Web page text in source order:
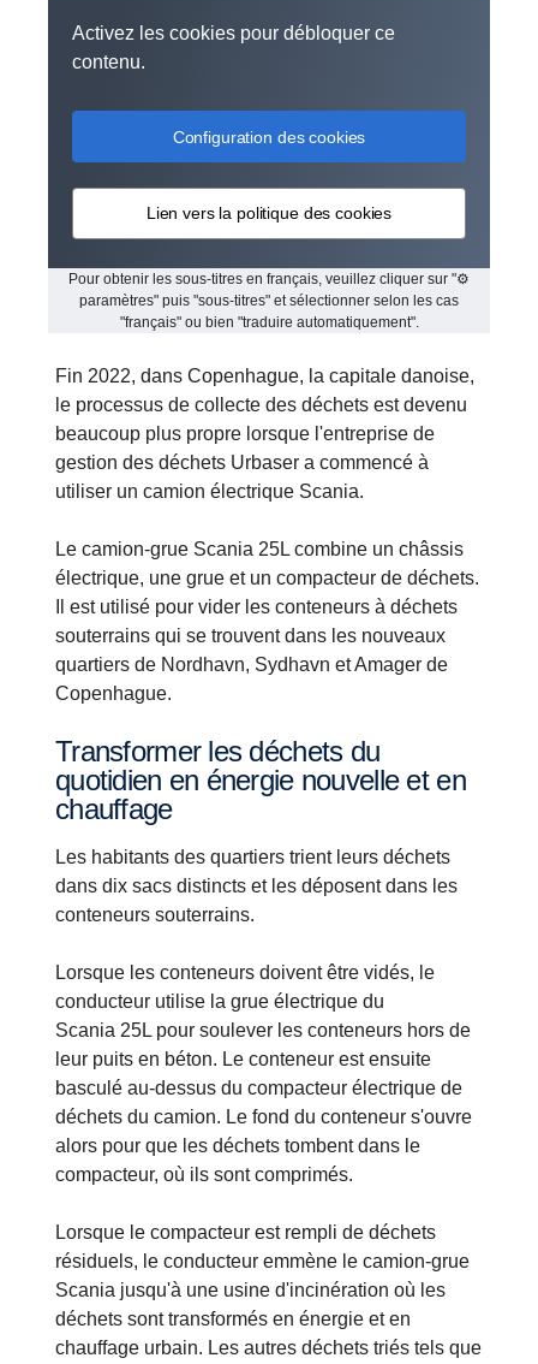
Activez les cookies pour débloquer ce
contenu.
Configuration des cookies
Lien vers la politique des cookies
Pour obtenir les sous-titres en français, veuillez cliquer sur "⚙
paramètres" puis "sous-titres" et sélectionner selon les cas
"français" ou bien "traduire automatiquement".
Fin 2022, dans Copenhague, la capitale danoise,
le processus de collecte des déchets est devenu
beaucoup plus propre lorsque l'entreprise de
gestion des déchets Urbaser a commencé à
utiliser un camion électrique Scania.
Le camion-grue Scania 25L combine un châssis
électrique, une grue et un compacteur de déchets.
Il est utilisé pour vider les conteneurs à déchets
souterrains qui se trouvent dans les nouveaux
quartiers de Nordhavn, Sydhavn et Amager de
Copenhague.
Transformer les déchets du
quotidien en énergie nouvelle et en
chauffage
Les habitants des quartiers trient leurs déchets
dans dix sacs distincts et les déposent dans les
conteneurs souterrains.
Lorsque les conteneurs doivent être vidés, le
conducteur utilise la grue électrique du
Scania 25L pour soulever les conteneurs hors de
leur puits en béton. Le conteneur est ensuite
basculé au-dessus du compacteur électrique de
déchets du camion. Le fond du conteneur s'ouvre
alors pour que les déchets tombent dans le
compacteur, où ils sont comprimés.
Lorsque le compacteur est rempli de déchets
résiduels, le conducteur emmène le camion-grue
Scania jusqu'à une usine d'incinération où les
déchets sont transformés en énergie et en
chauffage urbain. Les autres déchets triés tels que